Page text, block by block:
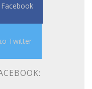
Twitter